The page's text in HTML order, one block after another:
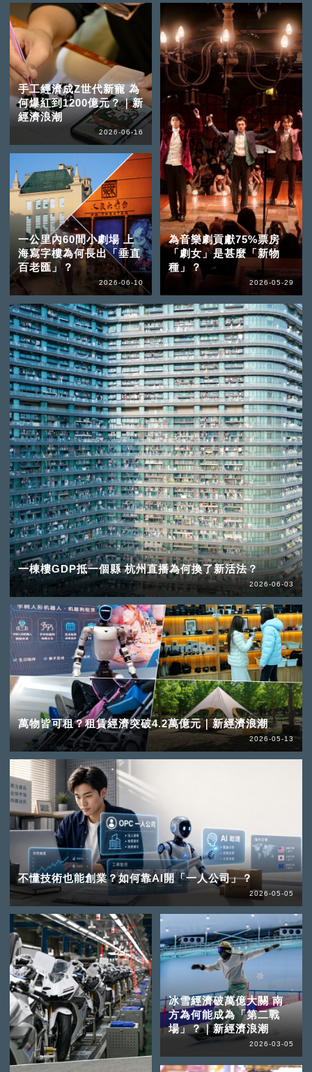
手工經濟成Z世代新寵 為
何爆紅到1200億元？｜新
經濟浪潮
2026-06-16
一公里內60間小劇場 上
海寫字樓為何長出「垂直
百老匯」？
2026-06-10
一棟樓GDP抵一個縣 杭州直播為何換了新活法？
2026-06-03
為音樂劇貢獻75%票房
「劇女」是甚麼「新物
種」？
2026-05-29
萬物皆可租？租賃經濟突破4.2萬億元｜新經濟浪潮
2026-05-13
不懂技術也能創業？如何靠AI開「一人公司」？
2026-05-05
冰雪經濟破萬億大關 南
方為何能成為「第二戰
場」？｜新經濟浪潮
2026-03-05